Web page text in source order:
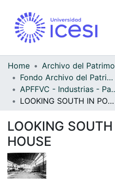
Home
Fondo Archivo del Patrimonio Fotográfico y Fílmico del Valle del Cauca
APFFVC -
LOOKING SOUTH IN POWER HOUSE
LOOKING
HOUSE